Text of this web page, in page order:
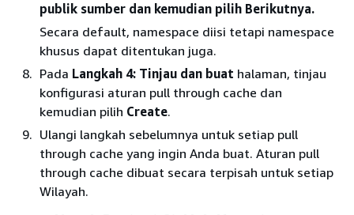
publik sumber dan kemudian pilih Berikutnya.
Secara default, namespace diisi tetapi namespace
khusus dapat ditentukan juga.
Pada Langkah 4: Tinjau dan buat halaman, tinjau
konfigurasi aturan pull through cache dan
kemudian pilih Create.
Ulangi langkah sebelumnya untuk setiap pull
through cache yang ingin Anda buat. Aturan pull
through cache dibuat secara terpisah untuk setiap
Wilayah.